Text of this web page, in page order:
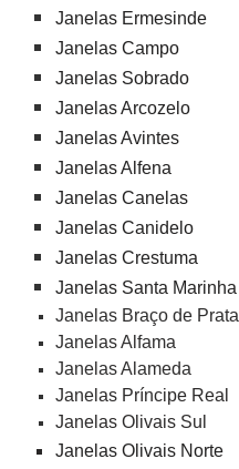
Janelas Ermesinde
Janelas Campo
Janelas Sobrado
Janelas Arcozelo
Janelas Avintes
Janelas Alfena
Janelas Canelas
Janelas Canidelo
Janelas Crestuma
Janelas Santa Marinha
Janelas Braço de Prata
Janelas Alfama
Janelas Alameda
Janelas Príncipe Real
Janelas Olivais Sul
Janelas Olivais Norte